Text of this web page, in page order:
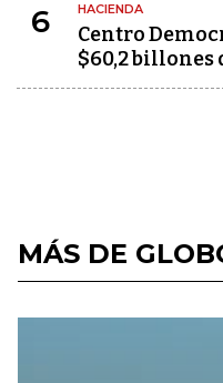
6 HACIENDA
Centro
$60,2 billones
MÁS DE